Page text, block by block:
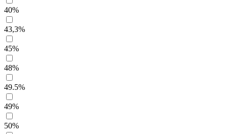
40%
43,3%
45%
48%
49.5%
49%
50%